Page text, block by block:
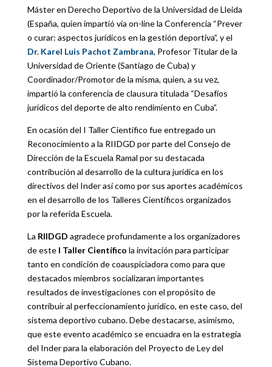
Máster en Derecho Deportivo de la Universidad de Lleida
(España, quien impartió vía on-line la Conferencia “Prever
o curar: aspectos jurídicos en la gestión deportiva”, y el
Dr. Karel Luis Pachot Zambrana, Profesor Titular de la
Universidad de Oriente (Santiago de Cuba) y
Coordinador/Promotor de la misma, quien, a su vez,
impartió la conferencia de clausura titulada “Desafíos
jurídicos del deporte de alto rendimiento en Cuba”.
En ocasión del I Taller Científico fue entregado un
Reconocimiento a la RIIDGD por parte del Consejo de
Dirección de la Escuela Ramal por su destacada
contribución al desarrollo de la cultura jurídica en los
directivos del Inder así como por sus aportes académicos
en el desarrollo de los Talleres Científicos organizados
por la referida Escuela.
La RIIDGD agradece profundamente a los organizadores
de este I Taller Científico la invitación para participar
tanto en condición de coauspiciadora como para que
destacados miembros socializaran importantes
resultados de investigaciones con el propósito de
contribuir al perfeccionamiento jurídico, en este caso, del
sistema deportivo cubano. Debe destacarse, asimismo,
que este evento académico se encuadra en la estrategia
del Inder para la elaboración del Proyecto de Ley del
Sistema Deportivo Cubano.